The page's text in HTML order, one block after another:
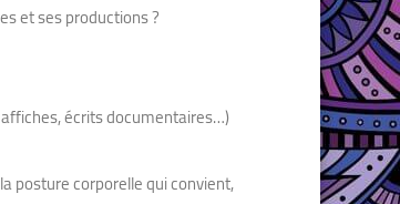
et ses productions ?
écrits documentaires…)
posture corporelle qui convient,